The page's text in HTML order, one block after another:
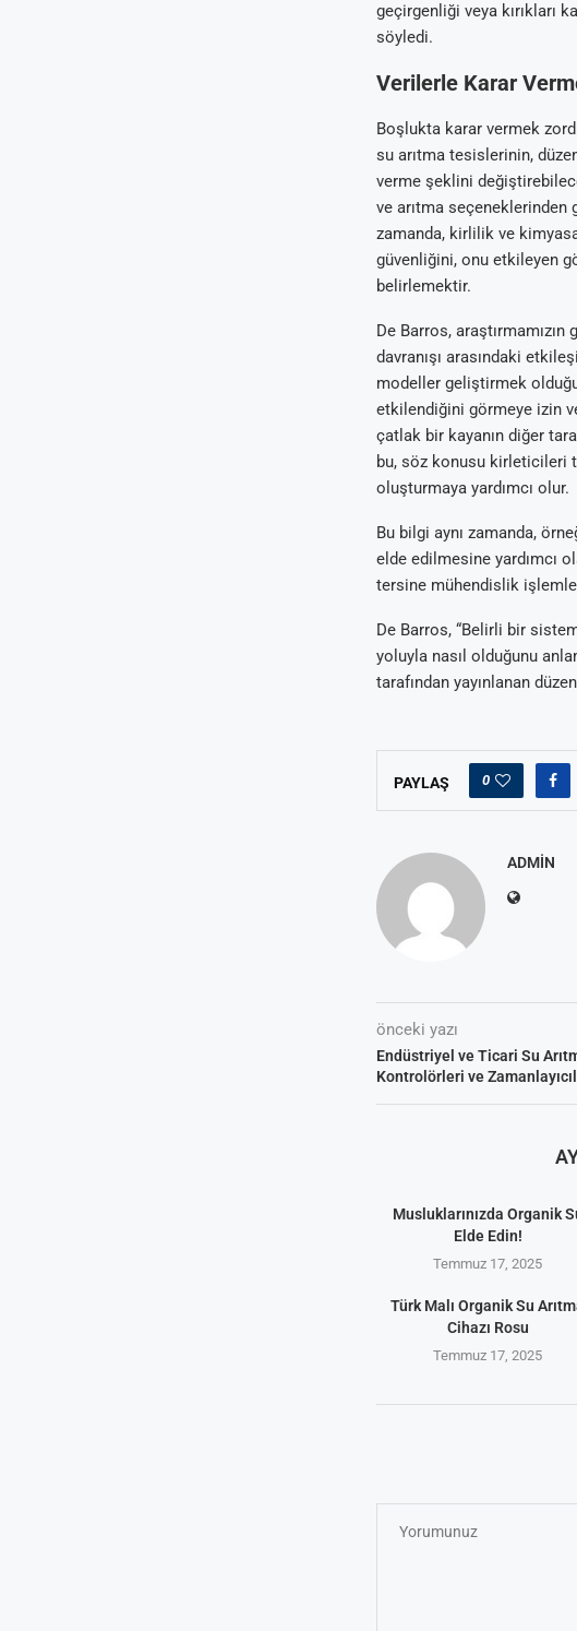
geçirgenliği veya kırıkları
söyledi.
Verilerle Karar
Boşlukta karar vermek
su arıtma tesislerinin,
verme şeklini
ve arıtma seçeneklerinden
zamanda, kirlilik ve
güvenliğini, onu etkileyen
belirlemektir.
De Barros,
davranışı arasındaki
modeller geliştirmek
etkilendiğini görmeye izin
çatlak bir kayanın diğer
bu, söz konusu kirleticileri
oluşturmaya yardımcı olur.
Bu bilgi aynı zamanda,
elde edilmesine yardımcı
tersine mühendislik
De Barros, “Belirli bir
yoluyla nasıl olduğunu
tarafından yayınlanan
PAYLAŞ 0
ADMIN
önceki yazı
Endüstriyel ve Ticari Su
Kontrolörleri ve
Musluklarınızda Organik
Elde Edin!
Temmuz 17, 2025
Türk Malı Organik Su
Cihazı Rosu
Temmuz 17, 2025